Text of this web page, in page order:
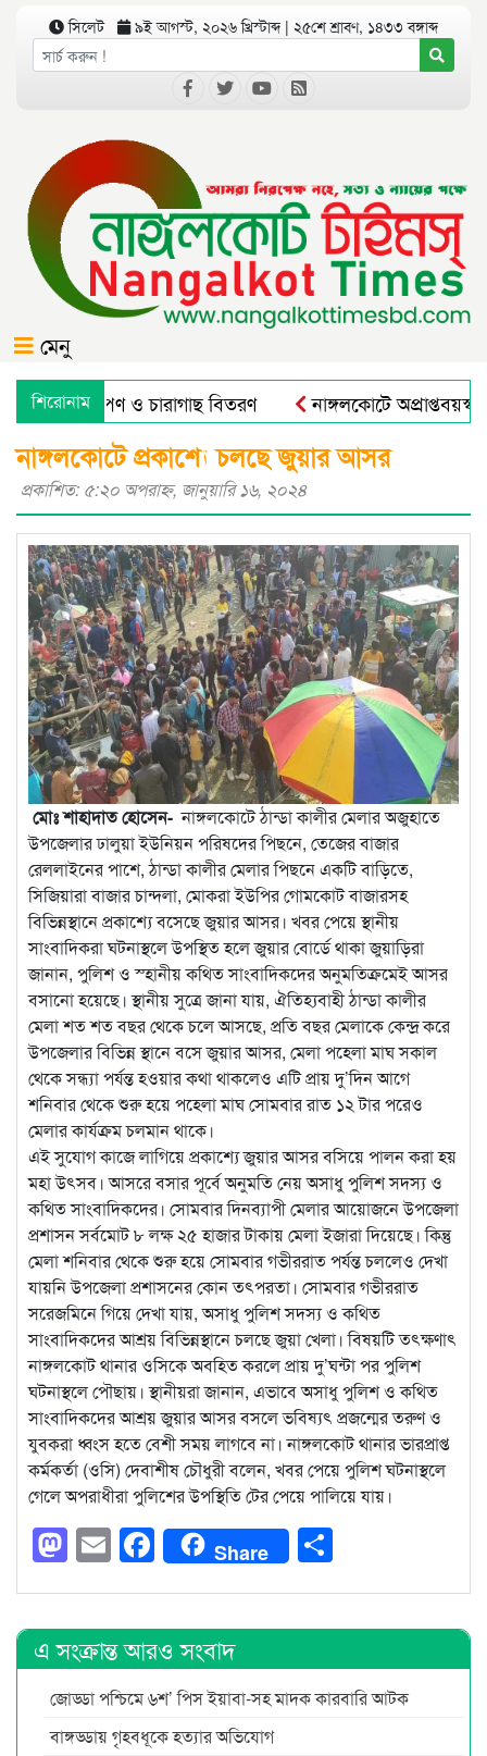
সিলেট ৯ই আগস্ট, ২০২৬ খ্রিস্টাব্দ | ২৫শে শ্রাবণ, ১৪৩৩ বঙ্গাব্দ
মেনু
শিরোনাম
বৃক্ষরোপণ ও চারাগাছ বিতরণ নাঙ্গলকোটে অপ্রাপ্তবয়স্ক
নাঙ্গলকোটে প্রকাশ্যে চলছে জুয়ার আসর
প্রকাশিত: ৫:২০ অপরাহ্ণ, জানুয়ারি ১৬, ২০২৪
মোঃ শাহাদাত হোসেন- নাঙ্গলকোটে ঠান্ডা কালীর মেলার অজুহাতে
উপজেলার ঢালুয়া ইউনিয়ন পরিষদের পিছনে, তেজের বাজার
রেললাইনের পাশে, ঠান্ডা কালীর মেলার পিছনে একটি বাড়িতে,
সিজিয়ারা বাজার চান্দলা, মোকরা ইউপির গোমকোট বাজারসহ
বিভিন্নস্থানে প্রকাশ্যে বসেছে জুয়ার আসর। খবর পেয়ে স্থানীয়
সাংবাদিকরা ঘটনাস্থলে উপস্থিত হলে জুয়ার বোর্ডে থাকা জুয়াড়িরা
জানান, পুলিশ ও স্হানীয় কথিত সাংবাদিকদের অনুমতিক্রমেই আসর
বসানো হয়েছে। স্থানীয় সুত্রে জানা যায়, ঐতিহ্যবাহী ঠান্ডা কালীর
মেলা শত শত বছর থেকে চলে আসছে, প্রতি বছর মেলাকে কেন্দ্র করে
উপজেলার বিভিন্ন স্থানে বসে জুয়ার আসর, মেলা পহেলা মাঘ সকাল
থেকে সন্ধ্যা পর্যন্ত হওয়ার কথা থাকলেও এটি প্রায় দু’দিন আগে
শনিবার থেকে শুরু হয়ে পহেলা মাঘ সোমবার রাত ১২ টার পরেও
মেলার কার্যক্রম চলমান থাকে।
এই সুযোগ কাজে লাগিয়ে প্রকাশ্যে জুয়ার আসর বসিয়ে পালন করা হয়
মহা উৎসব। আসরে বসার পূর্বে অনুমতি নেয় অসাধু পুলিশ সদস্য ও
কথিত সাংবাদিকদের। সোমবার দিনব্যাপী মেলার আয়োজনে উপজেলা
প্রশাসন সর্বমোট ৮ লক্ষ ২৫ হাজার টাকায় মেলা ইজারা দিয়েছে। কিন্তু
মেলা শনিবার থেকে শুরু হয়ে সোমবার গভীররাত পর্যন্ত চললেও দেখা
যায়নি উপজেলা প্রশাসনের কোন তৎপরতা। সোমবার গভীররাত
সরেজমিনে গিয়ে দেখা যায়, অসাধু পুলিশ সদস্য ও কথিত
সাংবাদিকদের আশ্রয় বিভিন্নস্থানে চলছে জুয়া খেলা। বিষয়টি তৎক্ষণাৎ
নাঙ্গলকোট থানার ওসিকে অবহিত করলে প্রায় দু’ঘন্টা পর পুলিশ
ঘটনাস্থলে পৌছায়। স্থানীয়রা জানান, এভাবে অসাধু পুলিশ ও কথিত
সাংবাদিকদের আশ্রয় জুয়ার আসর বসলে ভবিষ্যৎ প্রজন্মের তরুণ ও
যুবকরা ধ্বংস হতে বেশী সময় লাগবে না। নাঙ্গলকোট থানার ভারপ্রাপ্ত
কর্মকর্তা (ওসি) দেবাশীষ চৌধুরী বলেন, খবর পেয়ে পুলিশ ঘটনাস্থলে
গেলে অপরাধীরা পুলিশের উপস্থিতি টের পেয়ে পালিয়ে যায়।
Mastodon
EmailFacebook
Share
এ সংক্রান্ত আরও সংবাদ
জোড্ডা পশ্চিমে ৬শ’ পিস ইয়াবা-সহ মাদক কারবারি আটক
বাঙ্গড্ডায় গৃহবধূকে হত্যার অভিযোগ